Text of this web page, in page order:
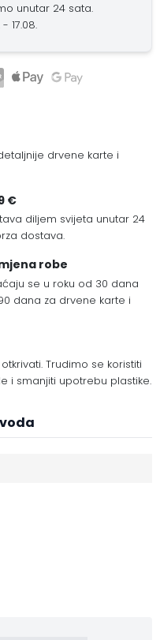
unutar 24 sata.
17.08.
drvene karte i
€
diljem svijeta unutar 24
dostava.
robe
se u roku od 30 dana
dana za drvene karte i
Trudimo se koristiti
i smanjiti upotrebu plastike.